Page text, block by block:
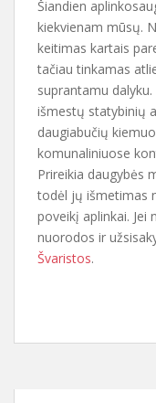
Šiandien
kiekvienam mūsų.
keitimas kartais
tačiau tinkamas
suprantamu
išmestų statybinių
daugiabučių
komunaliniuose
Prireikia daugybės
todėl jų išmetimas
poveikį aplinkai.
nuorodos ir
Švaristos.